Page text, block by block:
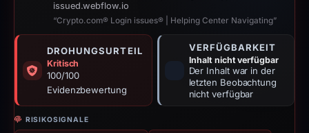
issued.webflow.io
“Crypto.com® Login issues® | Helping Center Navigating”
DROHUNGSURTEIL
Kritisch
100/100
Evidenzbewertung
VERFÜGBARKEIT
Inhalt nicht verfügbar
Der Inhalt war in der
letzten Beobachtung
nicht verfügbar
RISIKOSIGNALE